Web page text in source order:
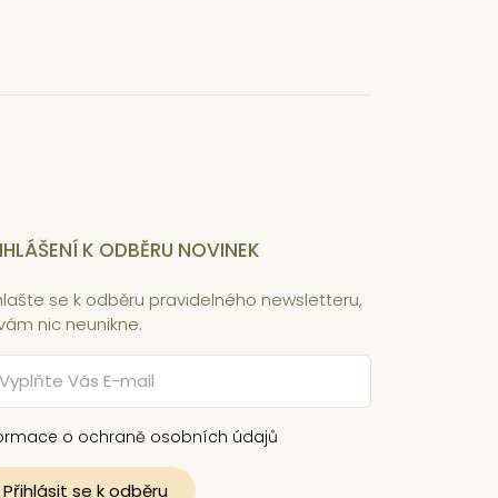
K ODBĚRU NOVINEK
se k odběru pravidelného newsletteru,
nic neunikne.
o ochraně osobních údajů